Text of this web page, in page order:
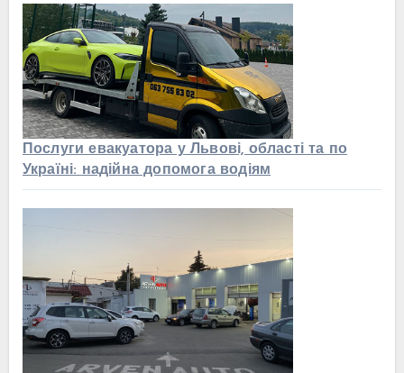
Послуги евакуатора у Львові, області та по
Україні: надійна допомога водіям